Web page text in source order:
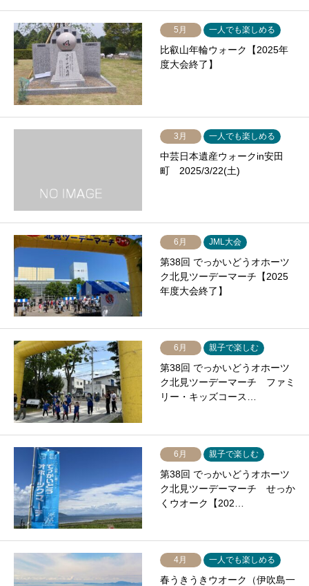
5月 一人でも楽しめる
比叡山年輪ウォーク【2025年
度大会終了】
3月 一人でも楽しめる
中芸日本遺産ウォークin安田
町 2025/3/22(土)
6月 JML大会
第38回 でっかいどうオホーツ
ク北見ツーデーマーチ【2025
年度大会終了】
6月 親子で楽しむ
第38回 でっかいどうオホーツ
ク北見ツーデーマーチ ファミ
リー・キッズコース…
6月 親子で楽しむ
第38回 でっかいどうオホーツ
ク北見ツーデーマーチ せっか
くウオーク【202…
4月 一人でも楽しめる
春うきうきウオーク（伊吹島一